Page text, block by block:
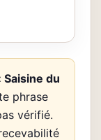
du
phrase
vérifié.